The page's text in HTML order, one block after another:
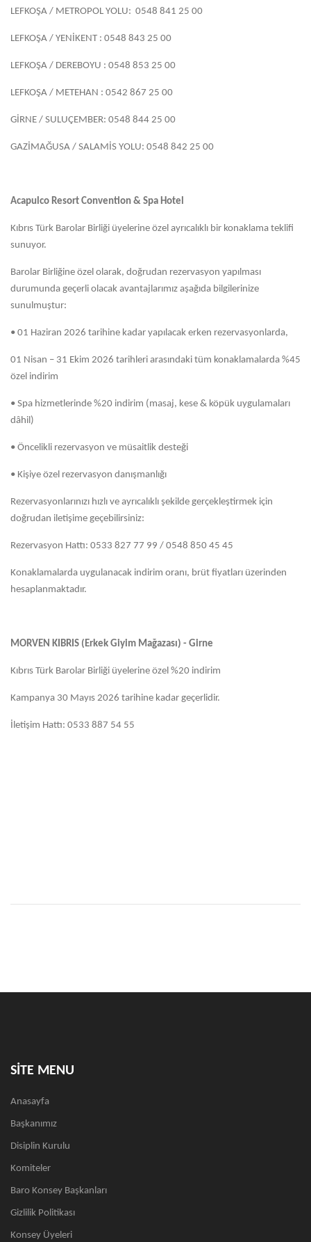
LEFKOŞA / METROPOL YOLU: 0548 841 25 00
LEFKOŞA / YENİKENT : 0548 843 25 00
LEFKOŞA / DEREBOYU : 0548 853 25 00
LEFKOŞA / METEHAN : 0542 867 25 00
GİRNE / SULUÇEMBER: 0548 844 25 00
GAZİMAĞUSA / SALAMİS YOLU: 0548 842 25 00
Acapulco Resort Convention & Spa Hotel
Kıbrıs Türk Barolar Birliği üyelerine özel ayrıcalıklı bir konaklama teklifi
sunuyor.
Barolar Birliğine özel olarak, doğrudan rezervasyon yapılması
durumunda geçerli olacak avantajlarımız aşağıda bilgilerinize
sunulmuştur:
• 01 Haziran 2026 tarihine kadar yapılacak erken rezervasyonlarda,
01 Nisan – 31 Ekim 2026 tarihleri arasındaki tüm konaklamalarda %45
özel indirim
• Spa hizmetlerinde %20 indirim (masaj, kese & köpük uygulamaları
dâhil)
• Öncelikli rezervasyon ve müsaitlik desteği
• Kişiye özel rezervasyon danışmanlığı
Rezervasyonlarınızı hızlı ve ayrıcalıklı şekilde gerçekleştirmek için
doğrudan iletişime geçebilirsiniz:
Rezervasyon Hattı: 0533 827 77 99 / 0548 850 45 45
Konaklamalarda uygulanacak indirim oranı, brüt fiyatları üzerinden
hesaplanmaktadır.
MORVEN KIBRIS (Erkek Giyim Mağazası) - Girne
Kıbrıs Türk Barolar Birliği üyelerine özel %20 indirim
Kampanya 30 Mayıs 2026 tarihine kadar geçerlidir.
İletişim Hattı: 0533 887 54 55
SİTE MENU
Anasayfa
Başkanımız
Disiplin Kurulu
Komiteler
Baro Konsey Başkanları
Gizlilik Politikası
Konsey Üyeleri